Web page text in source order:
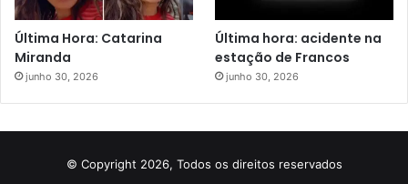
Última Hora: Catarina
Miranda
junho 30, 2026
Última hora: acidente na
estação de Francos
junho 30, 2026
© Copyright 2026, Todos os direitos reservados